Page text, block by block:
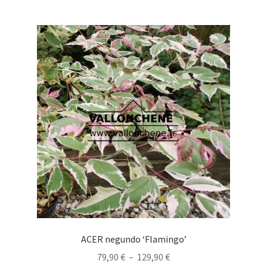
Les
options
peuvent
être
choisies
sur
la
page
du
produit
ACER negundo ‘Flamingo’
79,90 € – 129,90 €Plage